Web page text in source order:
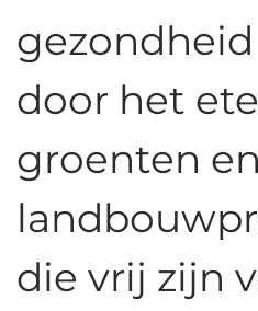
door het
groenten en
die vrij zijn